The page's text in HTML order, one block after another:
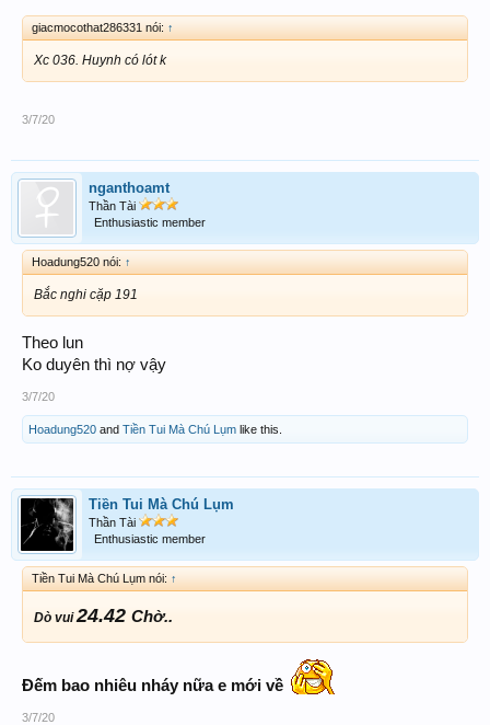
giacmocothat286331 nói: ↑
Xc 036. Huynh có lót k
3/7/20
nganthoamt
Thần Tài
Enthusiastic member
Hoadung520 nói: ↑
Bắc nghi cặp 191
Theo lun
Ko duyên thì nợ vậy
3/7/20
Hoadung520 and Tiền Tui Mà Chú Lụm like this.
Tiền Tui Mà Chú Lụm
Thần Tài
Enthusiastic member
Tiền Tui Mà Chú Lụm nói: ↑
Dò vui24.42 Chờ..
Đếm bao nhiêu nháy nữa e mới về
3/7/20